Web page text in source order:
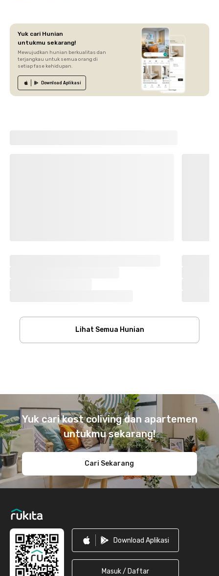
Yuk cari Hunian
untukmu sekarang!
Mewujudkan hunian berkualitas dan
terjangkau untuk semua orang di
setiap fase kehidupan.
Download Aplikasi
Lihat Semua Hunian
Yuk cari kost coliving dan apartemen
untukmu sekarang!
Cari Sekarang
Download Aplikasi
Masuk / Daftar